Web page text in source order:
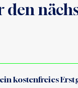
den
kostenfreies